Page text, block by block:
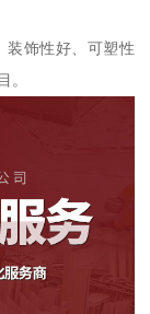
装饰性好、可塑性
。